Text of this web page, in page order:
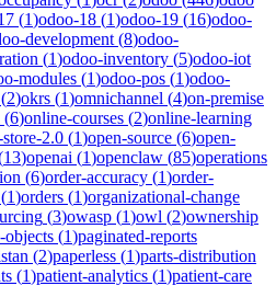
(1)odoo-18 (1)odoo-19 (16)odoo-
development (8)odoo-
(1)odoo-inventory (5)odoo-iot
modules (1)odoo-pos (1)odoo-
(2)okrs (1)omnichannel (4)on-premise
(6)online-courses (2)online-learning
2.0 (1)open-source (6)open-
13)openai (1)openclaw (85)operations
(6)order-accuracy (1)order-
(1)orders (1)organizational-change
(3)owasp (1)owl (2)ownership
objects (1)paginated-reports
(2)paperless (1)parts-distribution
(1)patient-analytics (1)patient-care